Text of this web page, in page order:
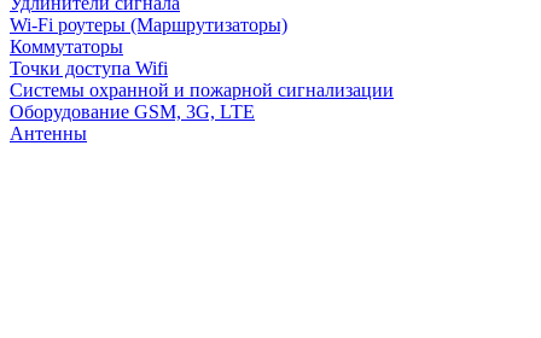
Wi-Fi роутеры (Маршрутизаторы)
Коммутаторы
Точки доступа Wifi
Системы охранной и пожарной сигнализации
Оборудование GSM, 3G, LTE
Антенны